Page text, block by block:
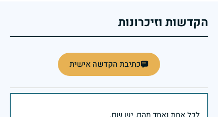
הקדשות וזיכרונות
כתיבת הקדשה אישית